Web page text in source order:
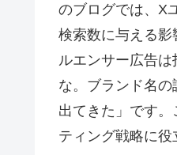
のブログでは、X
検索数に与える
ルエンサー広告
な。ブランド名
出てきた」です
ティング戦略に役